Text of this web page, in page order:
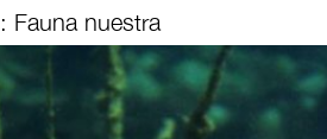
Fauna nuestra